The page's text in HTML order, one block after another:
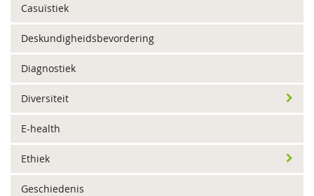
Casuïstiek
Deskundigheidsbevordering
Diagnostiek
Diversiteit
E-health
Ethiek
Geschiedenis